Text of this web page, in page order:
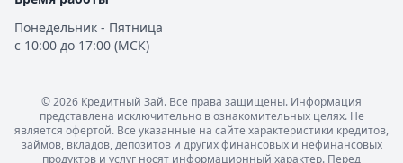
Понедельник - Пятница
с 10:00 до 17:00 (МСК)
©2026 Кредитный Зай. Все права защищены. Информация
представлена исключительно в ознакомительных целях. Не
является офертой. Все указанные на сайте характеристики кредитов,
займов, вкладов, депозитов и других финансовых и нефинансовых
продуктов и услуг носят информационный характер. Перед